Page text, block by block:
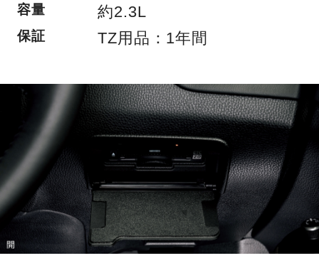
容量 約2.3L
保証 TZ用品：1年間